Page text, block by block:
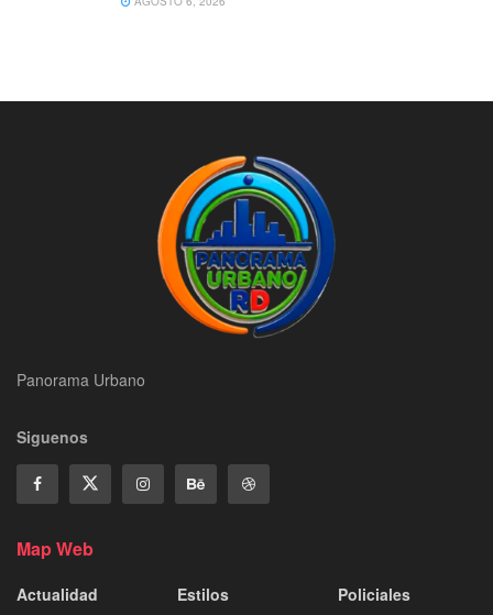
Panorama Urbano
Siguenos
Map Web
Actualidad
Estilos
Policiales